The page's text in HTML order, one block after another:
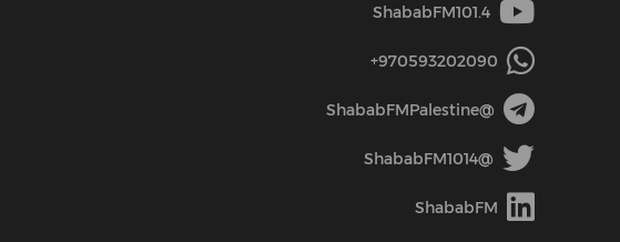
ShababFM101.4
970593202090+
@ShababFMPalestine
@ShababFM1014
ShababFM